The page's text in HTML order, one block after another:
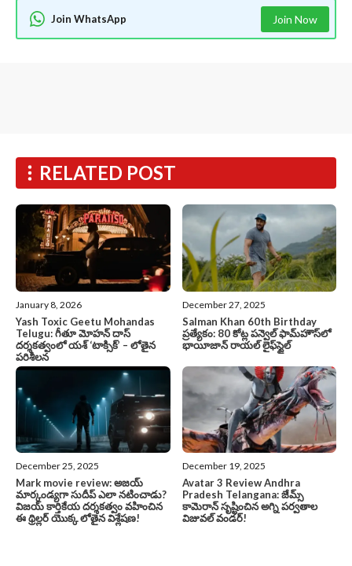
Join WhatsApp Join Now
RELATED POST
January 8, 2026
Yash Toxic Geetu Mohandas
Telugu: గీతూ మోహన్ దాస్
దర్శకత్వంలో యశ్ ‘టాక్సిక్’ – లోతైన
పరిశీలన
December 27, 2025
Salman Khan 60th Birthday
ప్రత్యేకం: 80 కోట్ల పన్వెల్ ఫామ్‌హౌస్‌లో
భాయీజాన్ రాయల్ లైఫ్‌స్టైల్
December 25, 2025
Mark movie review: అజయ్
మార్కండ్యగా సుదీప్ ఎలా నటించాడు?
విజయ్ కార్తికేయ దర్శకత్వం వహించిన
ఈ థ్రిల్లర్ యొక్క లోతైన విశ్లేషణ!
December 19, 2025
Avatar 3 Review Andhra
Pradesh Telangana: జేమ్స్
కామెరాన్ సృష్టించిన అగ్ని పర్వతాల
విజువల్ వండర్!